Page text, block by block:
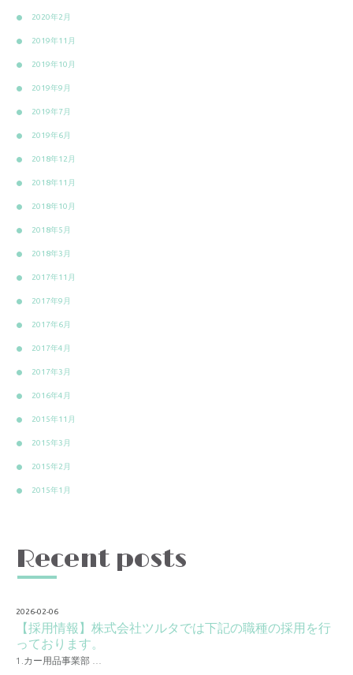
2020年2月
2019年11月
2019年10月
2019年9月
2019年7月
2019年6月
2018年12月
2018年11月
2018年10月
2018年5月
2018年3月
2017年11月
2017年9月
2017年6月
2017年4月
2017年3月
2016年4月
2015年11月
2015年3月
2015年2月
2015年1月
Recent posts
2026-02-06
【採用情報】株式会社ツルタでは下記の職種の採用を行
っております。
1.カー用品事業部 …